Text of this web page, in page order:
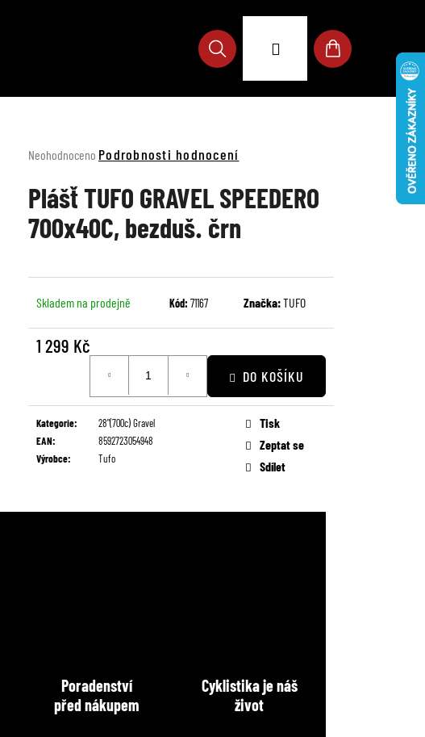
Hledat
Přihlášení
Nákupní
Průměrné
produktu
je
0,0
z
hvězdiček.
Neohodnoceno Podrobnosti hodnocení
Plášť TUFO GRAVEL SPEEDERO
700x40C, bezduš. črn
Skladem na prodejně Kód:71167 Značka:TUFO
1 299 Kč
DO KOŠÍKU
Kategorie:
28"(700c) Gravel
EAN:
8592723054948
Výrobce: Tufo
Tisk
Zeptat se
Sdílet
Poradenství
před nákupem
Cyklistika je náš
život